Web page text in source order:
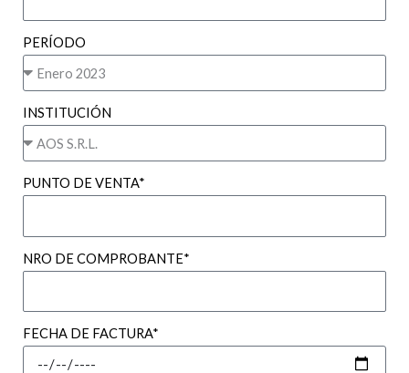
PERÍODO
INSTITUCIÓN
PUNTO DE VENTA*
NRO DE COMPROBANTE*
FECHA DE FACTURA*